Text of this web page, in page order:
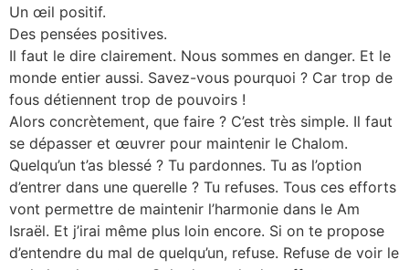
Un œil positif.
Des pensées positives.
Il faut le dire clairement. Nous sommes en danger. Et le
monde entier aussi. Savez-vous pourquoi ? Car trop de
fous détiennent trop de pouvoirs !
Alors concrètement, que faire ? C’est très simple. Il faut
se dépasser et œuvrer pour maintenir le Chalom.
Quelqu’un t’as blessé ? Tu pardonnes. Tu as l’option
d’entrer dans une querelle ? Tu refuses. Tous ces efforts
vont permettre de maintenir l’harmonie dans le Am
Israël. Et j’irai même plus loin encore. Si on te propose
d’entendre du mal de quelqu’un, refuse. Refuse de voir le